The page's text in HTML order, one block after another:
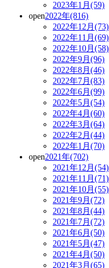
2023年1月(59)
open2022年(816)
2022年12月(73)
2022年11月(69)
2022年10月(58)
2022年9月(96)
2022年8月(46)
2022年7月(83)
2022年6月(99)
2022年5月(54)
2022年4月(60)
2022年3月(64)
2022年2月(44)
2022年1月(70)
open2021年(702)
2021年12月(54)
2021年11月(71)
2021年10月(55)
2021年9月(72)
2021年8月(44)
2021年7月(72)
2021年6月(50)
2021年5月(47)
2021年4月(50)
2021年3月(65)